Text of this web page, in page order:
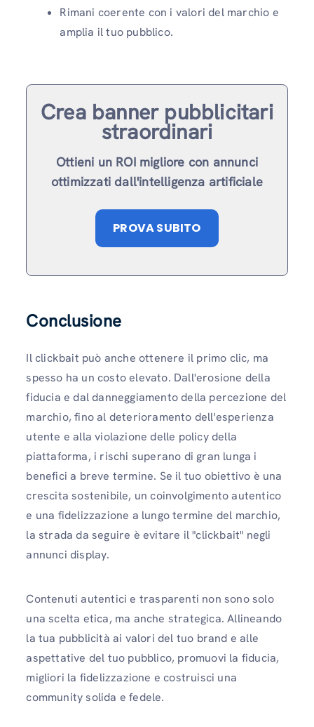
Rimani coerente con i valori del marchio e
amplia il tuo pubblico.
Crea banner pubblicitari
straordinari
Ottieni un ROI migliore con annunci
ottimizzati dall'intelligenza artificiale
PROVA SUBITO
Conclusione
Il clickbait può anche ottenere il primo clic, ma
spesso ha un costo elevato. Dall'erosione della
fiducia e dal danneggiamento della percezione del
marchio, fino al deterioramento dell'esperienza
utente e alla violazione delle policy della
piattaforma, i rischi superano di gran lunga i
benefici a breve termine. Se il tuo obiettivo è una
crescita sostenibile, un coinvolgimento autentico
e una fidelizzazione a lungo termine del marchio,
la strada da seguire è evitare il "clickbait" negli
annunci display.
Contenuti autentici e trasparenti non sono solo
una scelta etica, ma anche strategica. Allineando
la tua pubblicità ai valori del tuo brand e alle
aspettative del tuo pubblico, promuovi la fiducia,
migliori la fidelizzazione e costruisci una
community solida e fedele.